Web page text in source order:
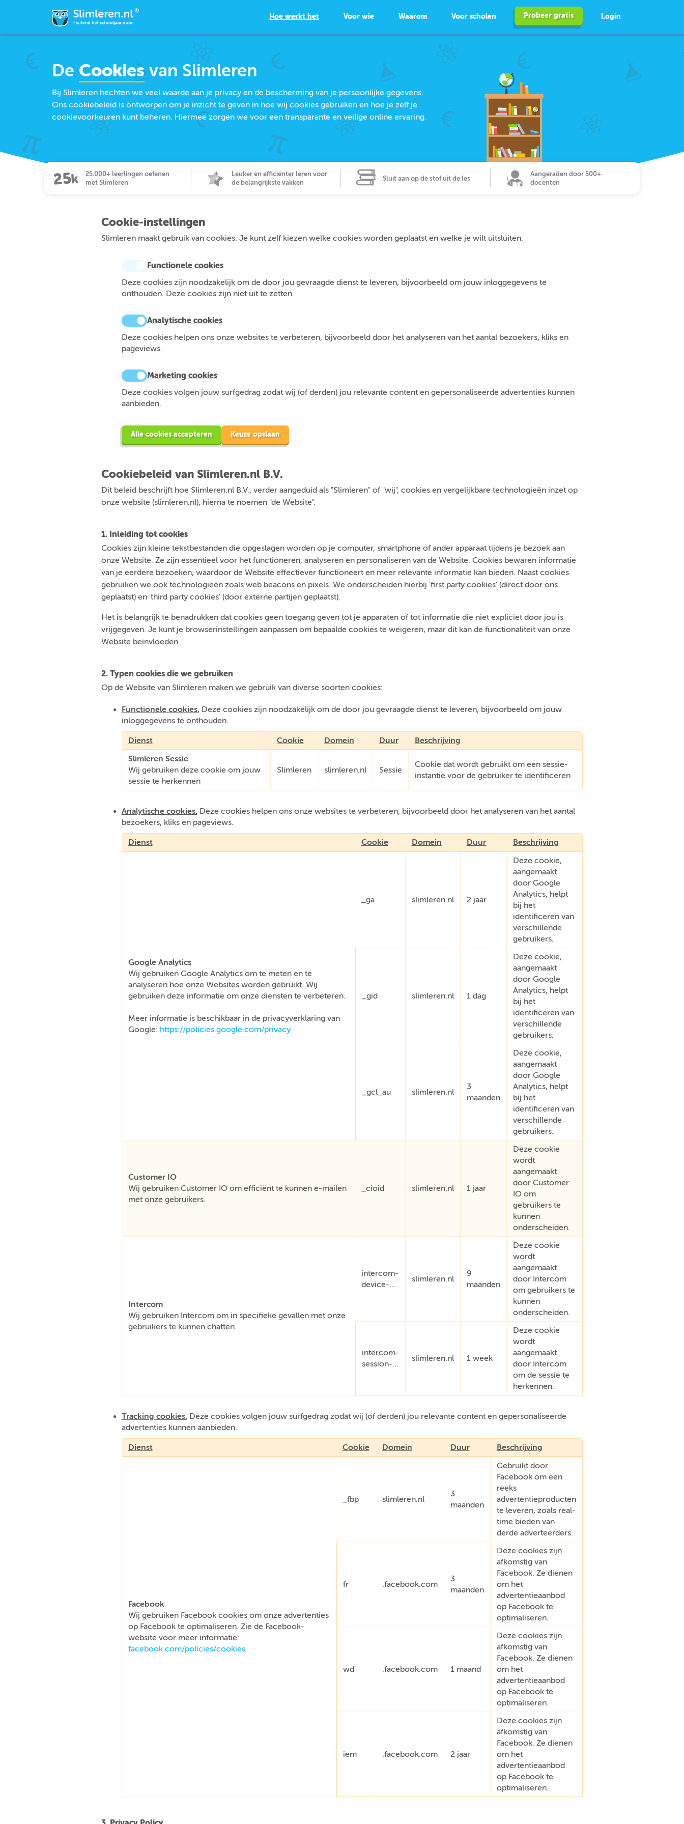
Hoe werkt het Voor wie Waarom Voor scholen Probeer gratis Login
De Cookiesvan Slimleren
Bij Slimleren hechten we veel waarde aan je privacy en de bescherming van je persoonlijke gegevens.
Ons cookiebeleid is ontworpen om je inzicht te geven in hoe wij cookies gebruiken en hoe je zelf je
cookievoorkeuren kunt beheren. Hiermee zorgen we voor een transparante en veilige online ervaring.
25.000+ leerlingen oefenen
met Slimleren
Leuker en efficiënter leren voor
de belangrijkste vakken
Sluit aan op de stof uit de les
Aangeraden door 500+
docenten
Cookie-instellingen
Slimleren maakt gebruik van cookies. Je kunt zelf kiezen welke cookies worden geplaatst en welke je wilt uitsluiten.
Functionele cookies
Deze cookies zijn noodzakelijk om de door jou gevraagde dienst te leveren, bijvoorbeeld om jouw inloggegevens te
onthouden. Deze cookies zijn niet uit te zetten.
Analytische cookies
Deze cookies helpen ons onze websites te verbeteren, bijvoorbeeld door het analyseren van het aantal bezoekers, kliks en
pageviews.
Marketing cookies
Deze cookies volgen jouw surfgedrag zodat wij (of derden) jou relevante content en gepersonaliseerde advertenties kunnen
aanbieden.
Alle cookies accepteren Keuze opslaan
Cookiebeleid van Slimleren.nl B.V.
Dit beleid beschrijft hoe Slimleren.nl B.V., verder aangeduid als "Slimleren" of "wij", cookies en vergelijkbare technologieën inzet op
onze website (slimleren.nl), hierna te noemen "de Website".
1. Inleiding tot cookies
Cookies zijn kleine tekstbestanden die opgeslagen worden op je computer, smartphone of ander apparaat tijdens je bezoek aan
onze Website. Ze zijn essentieel voor het functioneren, analyseren en personaliseren van de Website. Cookies bewaren informatie
van je eerdere bezoeken, waardoor de Website effectiever functioneert en meer relevante informatie kan bieden. Naast cookies
gebruiken we ook technologieën zoals web beacons en pixels. We onderscheiden hierbij 'first party cookies' (direct door ons
geplaatst) en 'third party cookies' (door externe partijen geplaatst).
Het is belangrijk te benadrukken dat cookies geen toegang geven tot je apparaten of tot informatie die niet expliciet door jou is
vrijgegeven. Je kunt je browserinstellingen aanpassen om bepaalde cookies te weigeren, maar dit kan de functionaliteit van onze
Website beïnvloeden.
2. Typen cookies die we gebruiken
Op de Website van Slimleren maken we gebruik van diverse soorten cookies:
Functionele cookies. Deze cookies zijn noodzakelijk om de door jou gevraagde dienst te leveren, bijvoorbeeld om jouw
inloggegevens te onthouden.
Dienst Cookie Domein Duur
Beschrijving
Slimleren Sessie
Wij gebruiken deze cookie om jouw
sessie te herkennen
Slimleren slimleren.nl Sessie
Cookie dat wordt gebruikt om een sessie-
instantie voor de gebruiker te identificeren
Analytische cookies. Deze cookies helpen ons onze websites te verbeteren, bijvoorbeeld door het analyseren van het aantal
bezoekers, kliks en pageviews.
Dienst Cookie Domein Duur Beschrijving
Google Analytics
Wij gebruiken Google Analytics om te meten en te
analyseren hoe onze Websites worden gebruikt. Wij
gebruiken deze informatie om onze diensten te verbeteren.
Meer informatie is beschikbaar in de privacyverklaring van
Google: https://policies.google.com/privacy
_ga slimleren.nl 2 jaar
Deze cookie,
aangemaakt
door Google
Analytics, helpt
bij het
identificeren van
verschillende
gebruikers.
_gid slimleren.nl 1 dag
Deze cookie,
aangemaakt
door Google
Analytics, helpt
bij het
identificeren van
verschillende
gebruikers.
_gcl_au slimleren.nl
3
maanden
Deze cookie,
aangemaakt
door Google
Analytics, helpt
bij het
identificeren van
verschillende
gebruikers.
Customer IO
Wij gebruiken Customer IO om efficiënt te kunnen e-mailen
met onze gebruikers.
_cioid slimleren.nl 1 jaar
Deze cookie
wordt
aangemaakt
door Customer
IO om
gebruikers te
kunnen
onderscheiden.
Intercom
Wij gebruiken Intercom om in specifieke gevallen met onze
gebruikers te kunnen chatten.
intercom-
device-...
slimleren.nl
9
maanden
Deze cookie
wordt
aangemaakt
door Intercom
om gebruikers te
kunnen
onderscheiden.
intercom-
session-...
slimleren.nl 1 week
Deze cookie
wordt
aangemaakt
door Intercom
om de sessie te
herkennen.
Tracking cookies. Deze cookies volgen jouw surfgedrag zodat wij (of derden) jou relevante content en gepersonaliseerde
advertenties kunnen aanbieden.
Dienst Cookie Domein Duur Beschrijving
Facebook
Wij gebruiken Facebook cookies om onze advertenties
op Facebook te optimaliseren. Zie de Facebook-
website voor meer informatie:
facebook.com/policies/cookies
_fbp slimleren.nl
3
maanden
Gebruikt door
Facebook om een
reeks
advertentieproducten
te leveren, zoals real-
time bieden van
derde adverteerders.
fr .facebook.com
3
maanden
Deze cookies zijn
afkomstig van
Facebook. Ze dienen
om het
advertentieaanbod
op Facebook te
optimaliseren.
wd .facebook.com 1 maand
Deze cookies zijn
afkomstig van
Facebook. Ze dienen
om het
advertentieaanbod
op Facebook te
optimaliseren.
iem .facebook.com 2 jaar
Deze cookies zijn
afkomstig van
Facebook. Ze dienen
om het
advertentieaanbod
op Facebook te
optimaliseren.